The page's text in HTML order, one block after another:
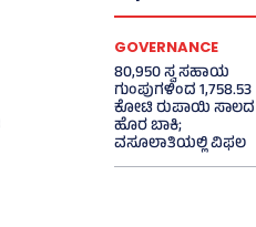
GOVERNANCE
80,950 ಸ್ವ ಸಹಾಯ
ಗುಂಪುಗಳಿಂದ 1,758.53
ಕೋಟಿ ರುಪಾಯಿ ಸಾಲದ
ಹೊರ ಬಾಕಿ;
ವಸೂಲಾತಿಯಲ್ಲಿ ವಿಫಲ